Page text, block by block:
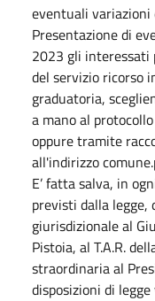
eventuali variazioni
Presentazione di
2023 gli interessati
del servizio ricorso
graduatoria,
a mano al
oppure tramite
all'indirizzo
E’ fatta salva, in
previsti dalla
giurisdizionale al
Pistoia, al T.A.R.
straordinaria al
disposizioni di